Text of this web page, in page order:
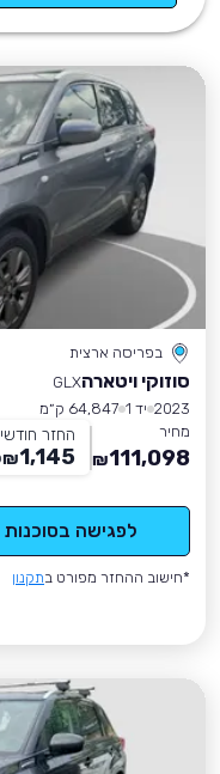
בפריסה ארצית
סוזוקי ויטארהGLX
2023 יד 1
64,847 ק״מ
מחיר
111,098
₪
החזר
1,145
₪
לפגישה בסוכנות
*חישוב ההחזר מפורט בתקנון